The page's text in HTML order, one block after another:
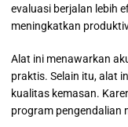
evaluasi berjalan lebih
meningkatkan
Alat ini menawarkan
praktis. Selain itu, alat
kualitas kemasan.
program pengendalian